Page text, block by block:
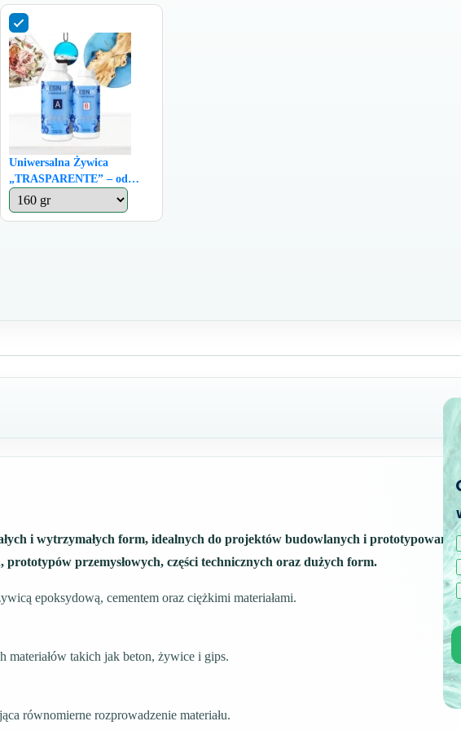
Uniwersalna Żywica
„TRASPARENTE” – od
Biżuterii po Stoły, Nasz
Bestseller
i wytrzymałych form, idealnych do projektów budowlanych i prototypowania
przemysłowych, części technicznych oraz dużych form.
epoksydową, cementem oraz ciężkimi materiałami.
materiałów takich jak beton, żywice i gips.
równomierne rozprowadzenie materiału.